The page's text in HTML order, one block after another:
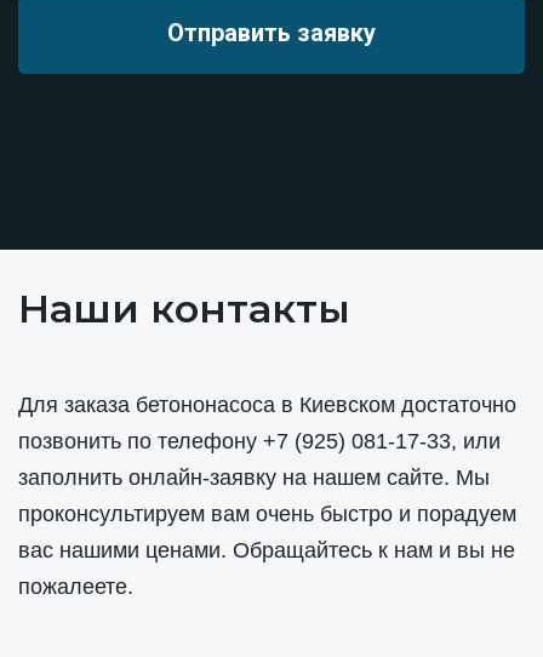
Наши контакты
Для заказа бетононасоса в Киевском достаточно
позвонить по телефону +7 (925) 081-17-33, или
заполнить онлайн-заявку на нашем сайте. Мы
проконсультируем вам очень быстро и порадуем
вас нашими ценами. Обращайтесь к нам и вы не
пожалеете.